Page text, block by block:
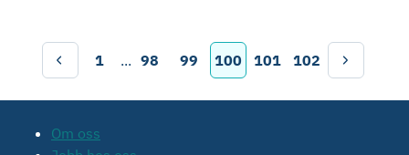
1 ... 98 99 100 101 102
Om oss